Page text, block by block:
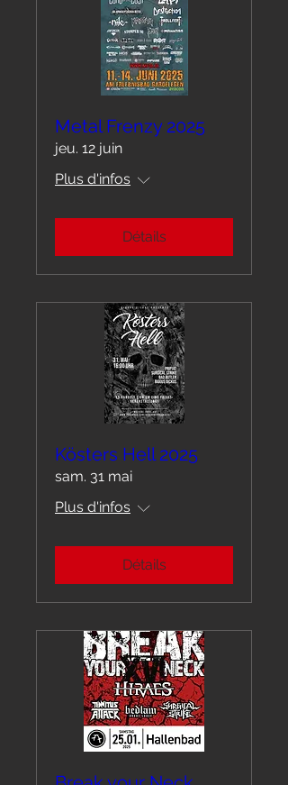
Metal Frenzy 2025
jeu. 12 juin
Plus d'infos
Détails
Kösters Hell 2025
sam. 31 mai
Plus d'infos
Détails